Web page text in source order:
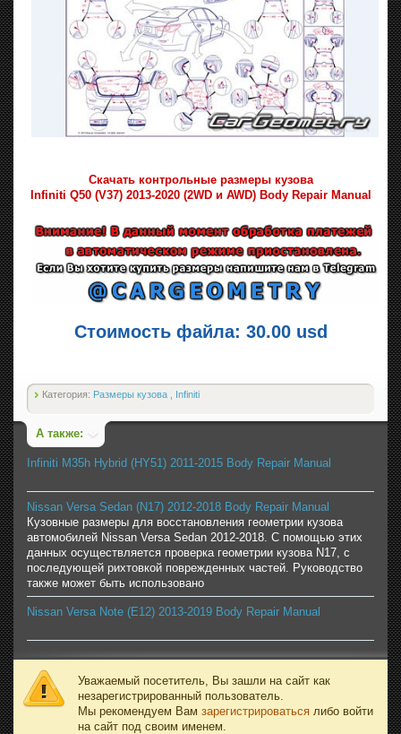
Скачать контрольные размеры кузова
Infiniti Q50 (V37) 2013-2020 (2WD и AWD) Body Repair Manual
Стоимость файла: 30.00 usd
Категория: Размеры кузова Infiniti
А также:
Infiniti M35h Hybrid (HY51) 2011-2015 Body Repair Manual
Nissan Versa Sedan (N17) 2012-2018 Body Repair Manual
Кузовные размеры для восстановления геометрии кузова
автомобилей Nissan Versa Sedan 2012-2018. С помощью этих
данных осуществляется проверка геометрии кузова N17, с
последующей рихтовкой поврежденных частей. Руководство
также может быть использовано
Nissan Versa Note (E12) 2013-2019 Body Repair Manual
Уважаемый посетитель, Вы зашли на сайт как
незарегистрированный пользователь.
Мы рекомендуем Вам зарегистрироваться либо войти
на сайт под своим именем.